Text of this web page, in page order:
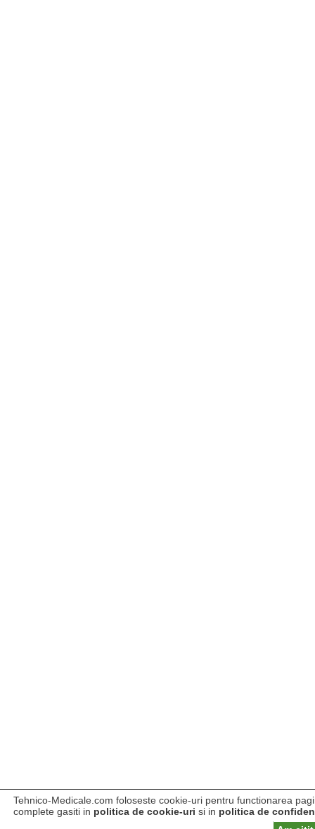
Tehnico-Medicale.com foloseste cookie-uri pentru functionarea
complete gasiti in politica de cookie-uri si in politica de